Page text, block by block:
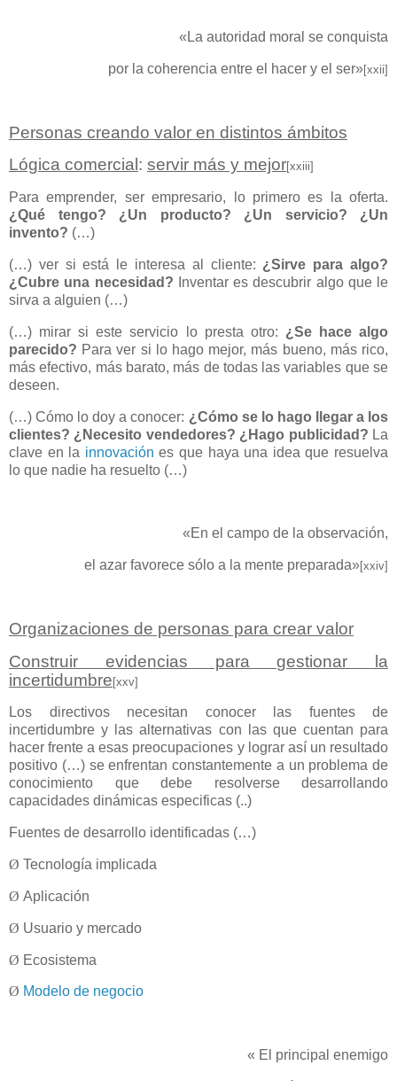
«La autoridad moral se conquista
por la coherencia entre el hacer y el ser»[xxii]
Personas creando valor en distintos ámbitos
Lógica comercial : servir más y mejor[xxiii]
Para emprender, ser empresario, lo primero es la oferta.
¿Qué tengo? ¿Un producto? ¿Un servicio? ¿Un
invento? (…)
(…) ver si está le interesa al cliente: ¿Sirve para algo?
¿Cubre una necesidad?
Inventar es descubrir algo que le
sirva a alguien (…)
(…) mirar si este servicio lo presta otro: ¿Se hace algo
parecido? Para ver si lo hago mejor, más bueno, más rico,
más efectivo, más barato, más de todas las variables que se
deseen.
(…) Cómo lo doy a conocer: ¿Cómo se lo hago llegar a los
clientes? ¿Necesito vendedores? ¿Hago publicidad? La
clave en la innovación es que haya una idea que resuelva
lo que nadie ha resuelto (…)
«En el campo de la observación,
el azar favorece sólo a la mente preparada»[xxiv]
Organizaciones de personas para crear valor
Construir evidencias para gestionar la
incertidumbre[xxv]
Los directivos necesitan conocer las fuentes de
incertidumbre y las alternativas con las que cuentan para
hacer frente a esas preocupaciones y lograr así un resultado
positivo (…) se enfrentan constantemente a un problema de
conocimiento que debe resolverse desarrollando
capacidades dinámicas especificas (..)
Fuentes de desarrollo identificadas (…)
Ø Tecnología implicada
Ø Aplicación
Ø Usuario y mercado
Ø Ecosistema
Ø Modelo de negocio
« El principal enemigo